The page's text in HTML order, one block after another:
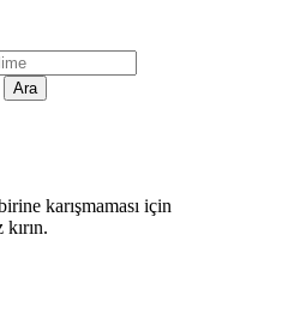
karışmaması için